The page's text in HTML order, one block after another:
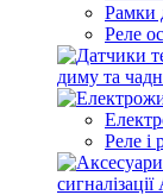
Рамки
Реле
диму та
Реле і